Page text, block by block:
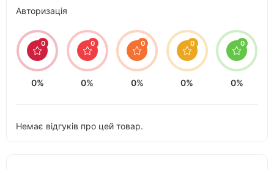
Авторизація
0
0%
0
0%
0
0%
0
0%
0
0%
Немає відгуків про цей товар.